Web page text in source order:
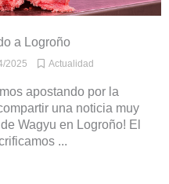
a Logroño
2025 Actualidad
apostando por la
una noticia muy
Wagyu en Logroño! El
...